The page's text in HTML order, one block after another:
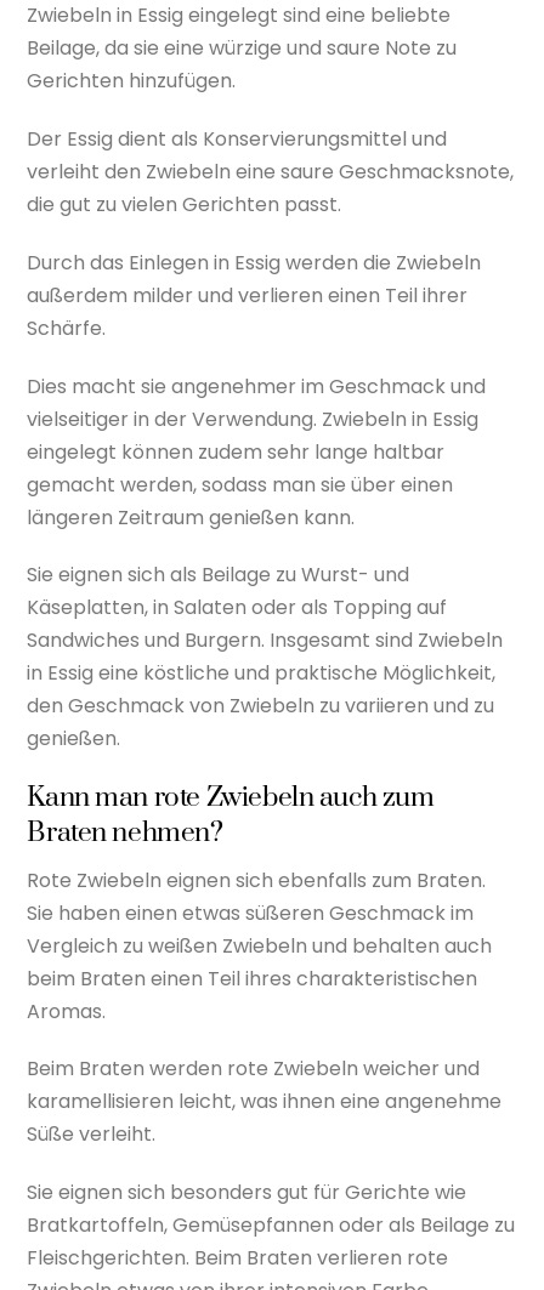
Zwiebeln in Essig eingelegt sind eine beliebte
Beilage, da sie eine würzige und saure Note zu
Gerichten hinzufügen.
Der Essig dient als Konservierungsmittel und
verleiht den Zwiebeln eine saure Geschmacksnote,
die gut zu vielen Gerichten passt.
Durch das Einlegen in Essig werden die Zwiebeln
außerdem milder und verlieren einen Teil ihrer
Schärfe.
Dies macht sie angenehmer im Geschmack und
vielseitiger in der Verwendung. Zwiebeln in Essig
eingelegt können zudem sehr lange haltbar
gemacht werden, sodass man sie über einen
längeren Zeitraum genießen kann.
Sie eignen sich als Beilage zu Wurst- und
Käseplatten, in Salaten oder als Topping auf
Sandwiches und Burgern. Insgesamt sind Zwiebeln
in Essig eine köstliche und praktische Möglichkeit,
den Geschmack von Zwiebeln zu variieren und zu
genießen.
Kann man rote Zwiebeln auch zum
Braten nehmen?
Rote Zwiebeln eignen sich ebenfalls zum Braten.
Sie haben einen etwas süßeren Geschmack im
Vergleich zu weißen Zwiebeln und behalten auch
beim Braten einen Teil ihres charakteristischen
Aromas.
Beim Braten werden rote Zwiebeln weicher und
karamellisieren leicht, was ihnen eine angenehme
Süße verleiht.
Sie eignen sich besonders gut für Gerichte wie
Bratkartoffeln, Gemüsepfannen oder als Beilage zu
Fleischgerichten. Beim Braten verlieren rote